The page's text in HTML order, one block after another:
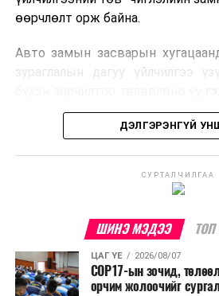
боловсруулах үйлдвэрүүдээр
Ийнхүү лаг хатаах, шатаах
улсад өргөн ашиглаж байна.
өөрчлөлт орж байна.
Авто замын засварын
зураглалын дагуу үйлчилгээ
бодлогын газраас мэдээллээ.
ДЭЛГЭРЭНГҮЙ
СУРТАЛЧИЛГАА
ШИНЭ МЭДЭЭ
ЦАГ ҮЕ 2026/08/07
COP17-ын зочид,
орчим жолоочийг